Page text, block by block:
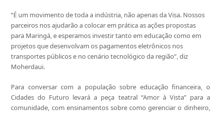
“É um movimento de toda a indústria, não apenas da Visa. Nossos
parceiros nos ajudarão a colocar em prática as ações propostas
para Maringá, e esperamos investir tanto em educação como em
projetos que desenvolvam os pagamentos eletrônicos nos
transportes públicos e no cenário tecnológico da região”, diz
Moherdaui.
Para conversar com a população sobre educação financeira, o
Cidades do Futuro levará a peça teatral “Amor à Vista” para a
comunidade, com ensinamentos sobre como gerenciar o dinheiro,